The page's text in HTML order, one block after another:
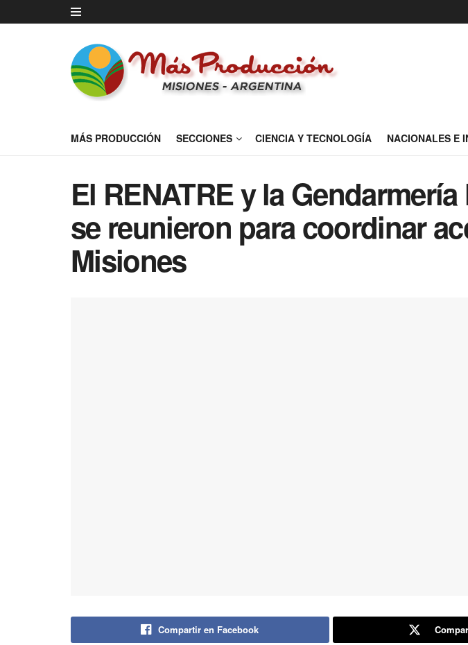
MÁS PRODUCCIÓN SECCIONES CIENCIA Y TECNOLOGÍA NACIONALES E
El RENATRE y la
se reunieron para coordinar
Misiones
Compartir en Facebook